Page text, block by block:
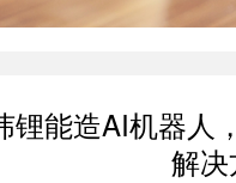
锂能造AI机器人
解